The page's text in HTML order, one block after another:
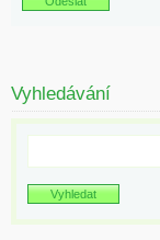
Vyhledávání